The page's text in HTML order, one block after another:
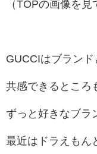
（TOPの画像を見
GUCCIはブラン
共感できるところ
ずっと好きなブラ
最近はドラえもん